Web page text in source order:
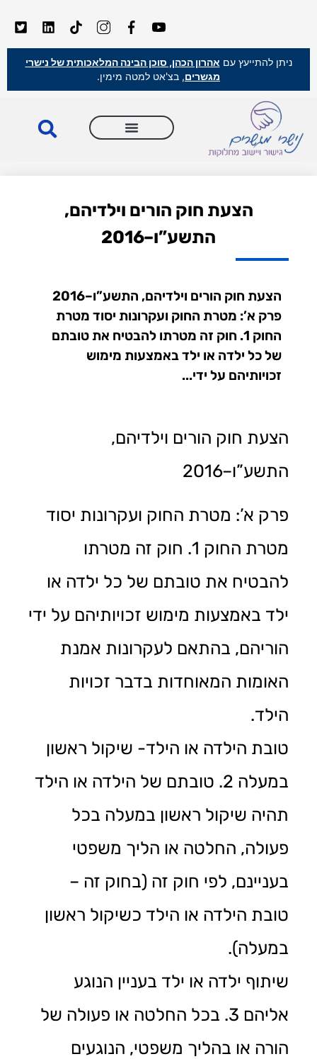
ניתן להתייעץ עם אהרון הכהן, סוכן הבינה המלאכותית של נישרי
מגשרים, בצ'אט למטה מימין.
הצעת חוק הורים וילדיהם,
התשע”ו–2016
הצעת חוק הורים וילדיהם, התשע”ו–2016
פרק א’: מטרת החוק ועקרונות יסוד מטרת
החוק 1. חוק זה מטרתו להבטיח את טובתם
של כל ילדה או ילד באמצעות מימוש
זכויותיהם על ידי...
הצעת חוק הורים וילדיהם,
התשע”ו–2016
פרק א’: מטרת החוק ועקרונות יסוד
מטרת החוק 1. חוק זה מטרתו
להבטיח את טובתם של כל ילדה או
ילד באמצעות מימוש זכויותיהם על ידי
הוריהם, בהתאם לעקרונות אמנת
האומות המאוחדות בדבר זכויות
הילד.
טובת הילדה או הילד- שיקול ראשון
במעלה 2. טובתם של הילדה או הילד
תהיה שיקול ראשון במעלה בכל
פעולה, החלטה או הליך משפטי
בעניינם, לפי חוק זה (בחוק זה –
טובת הילדה או הילד כשיקול ראשון
במעלה).
שיתוף ילדה או ילד בעניין הנוגע
אליהם 3. בכל החלטה או פעולה של
הורה או בהליך משפטי, הנוגעים